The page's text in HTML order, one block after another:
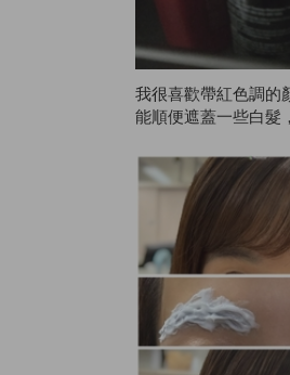
我很喜歡帶紅色調的
能順便遮蓋一些白髮